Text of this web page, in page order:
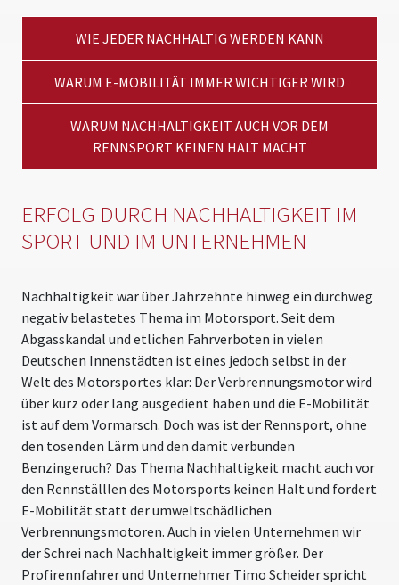
WIE JEDER NACHHALTIG WERDEN KANN
WARUM E-MOBILITÄT IMMER WICHTIGER WIRD
WARUM NACHHALTIGKEIT AUCH VOR DEM
RENNSPORT KEINEN HALT MACHT
ERFOLG DURCH NACHHALTIGKEIT IM
SPORT UND IM UNTERNEHMEN
Nachhaltigkeit war über Jahrzehnte hinweg ein durchweg
negativ belastetes Thema im Motorsport. Seit dem
Abgasskandal und etlichen Fahrverboten in vielen
Deutschen Innenstädten ist eines jedoch selbst in der
Welt des Motorsportes klar: Der Verbrennungsmotor wird
über kurz oder lang ausgedient haben und die E-Mobilität
ist auf dem Vormarsch. Doch was ist der Rennsport, ohne
den tosenden Lärm und den damit verbunden
Benzingeruch? Das Thema Nachhaltigkeit macht auch vor
den Rennställlen des Motorsports keinen Halt und fordert
E-Mobilität statt der umweltschädlichen
Verbrennungsmotoren. Auch in vielen Unternehmen wir
der Schrei nach Nachhaltigkeit immer größer. Der
Profirennfahrer und Unternehmer Timo Scheider spricht